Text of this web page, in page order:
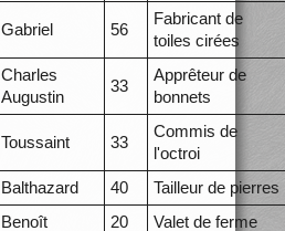
Gabriel 56
Fabricant de
toiles cirées
Charles
Augustin
33
Apprêteur de
bonnets
Toussaint 33
Commis de
l'octroi
Balthazard 40
Tailleur de pierres
Benoît 20 Valet de ferme